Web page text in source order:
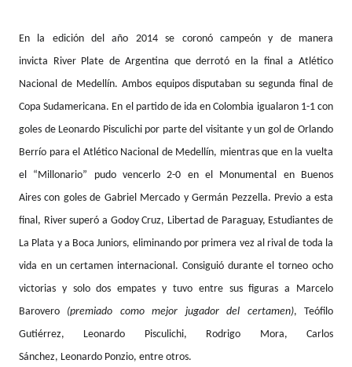
En la edición del año 2014 se coronó campeón y de manera
invicta River Plate de Argentina que derrotó en la final a Atlético
Nacional de Medellín. Ambos equipos disputaban su segunda final de
Copa Sudamericana. En el partido de ida en Colombia igualaron 1-1 con
goles de Leonardo Pisculichi por parte del visitante y un gol de Orlando
Berrío para el Atlético Nacional de Medellín, mientras que en la vuelta
el “Millonario” pudo vencerlo 2-0 en el Monumental en Buenos
Aires con goles de Gabriel Mercado y Germán Pezzella. Previo a esta
final, River superó a Godoy Cruz, Libertad de Paraguay, Estudiantes de
La Plata y a Boca Juniors, eliminando por primera vez al rival de toda la
vida en un certamen internacional. Consiguió durante el torneo ocho
victorias y solo dos empates y tuvo entre sus figuras a Marcelo
Barovero (premiado como mejor jugador del certamen), Teófilo
Gutiérrez, Leonardo Pisculichi, Rodrigo Mora, Carlos
Sánchez, Leonardo Ponzio, entre otros.